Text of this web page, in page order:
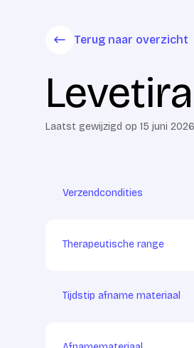
Terug naar overzicht
Laatst gewijzigd op 15 juni 2026
Verzendcondities
Therapeutische range
Tijdstip afname materiaal